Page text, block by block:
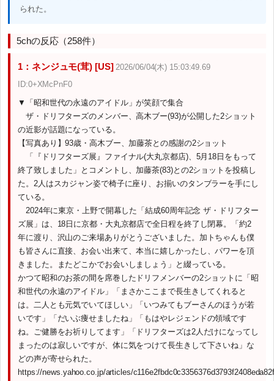
られた。
5chの反応（258件）
1：ネンジュモ(茸) [US] 2026/06/04(木) 15:03:49.69
ID:0+XMcPnF0
▼「昭和世代の永遠のアイドル」が笑顔で集合
ザ・ドリフターズのメンバー、高木ブー(93)が公開した2ショット
の近影が話題になっている。
【写真あり】93歳・高木ブー、加藤茶との感謝の2ショット
「『ドリフターズ展』ファイナル(大丸京都店)、5月18日をもって
終了致しました」とコメントし、加藤茶(83)との2ショットを投稿し
た。2人はスカジャン姿で椅子に座り、お揃いのタンブラーを手にし
ている。
2024年に東京・上野で開幕した「結成60周年記念 ザ・ドリフター
ズ展」は、18日に京都・大丸京都店で全日程を終了し閉幕。「約2
年に渡り、沢山のご来場ありがとうございました。加トちゃんも僕
も皆さんに直接、お会い出来て、本当に嬉しかったし、パワーを頂
きました。またどこかでお会いしましょう」と綴っている。
かつて昭和のお茶の間を席巻したドリフメンバーの2ショットに「昭
和世代の永遠のアイドル」「まさかここまで長生きしてくれると
は。二人とも元気でいてほしい」「いつみてもブーさんのほうが若
いです」「だいぶ痩せましたね」「もはやレジェンドの領域です
ね。ご健勝をお祈りしてます」「ドリフターズは2人だけになってし
まったのは寂しいですが、体に気をつけて長生きして下さいね」な
どの声が寄せられた。
https://news.yahoo.co.jp/articles/